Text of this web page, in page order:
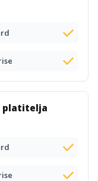
platitelja